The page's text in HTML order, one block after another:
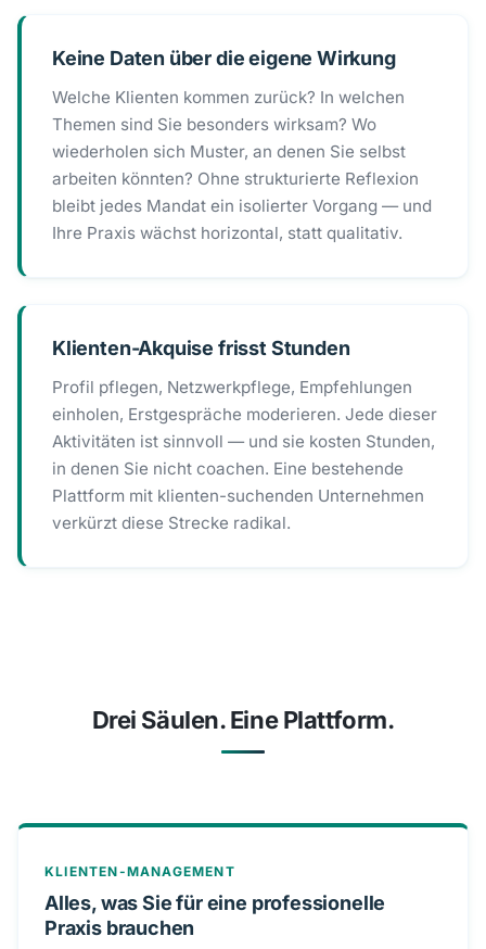
Keine Daten über die eigene Wirkung
Welche Klienten kommen zurück? In welchen
Themen sind Sie besonders wirksam? Wo
wiederholen sich Muster, an denen Sie selbst
arbeiten könnten? Ohne strukturierte Reflexion
bleibt jedes Mandat ein isolierter Vorgang — und
Ihre Praxis wächst horizontal, statt qualitativ.
Klienten-Akquise frisst Stunden
Profil pflegen, Netzwerkpflege, Empfehlungen
einholen, Erstgespräche moderieren. Jede dieser
Aktivitäten ist sinnvoll — und sie kosten Stunden,
in denen Sie nicht coachen. Eine bestehende
Plattform mit klienten-suchenden Unternehmen
verkürzt diese Strecke radikal.
Drei Säulen. Eine Plattform.
KLIENTEN-MANAGEMENT
Alles, was Sie für eine professionelle
Praxis brauchen